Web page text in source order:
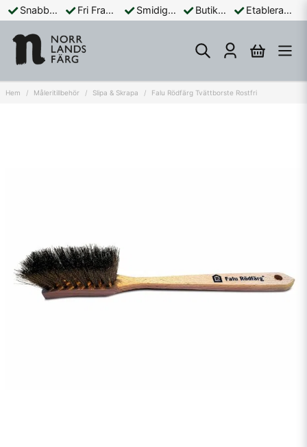
Snabba Leveranser Fri Frakt Över 899:- Smidiga Betalningar Butik och Online Etablerad Sedan 1965
Hem Måleritillbehör Slipa & Skrapa Falu Rödfärg Tvättborste Rostfri